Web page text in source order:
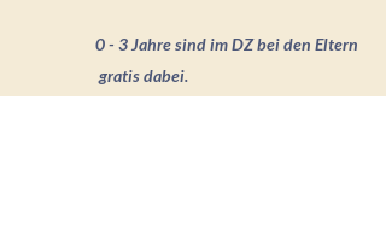
0 - 3 Jahre sind im DZ bei den Eltern
gratis dabei.